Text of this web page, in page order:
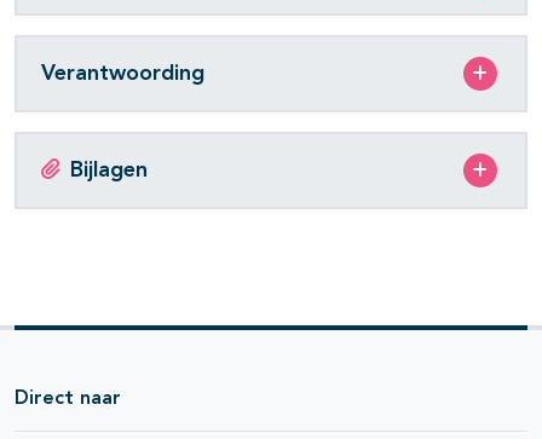
Verantwoording
Bijlagen
Direct naar